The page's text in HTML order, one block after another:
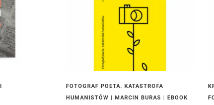
FOTOGRAF POETA. KATASTROFA
HUMANISTÓW | MARCIN BURAS | EBOOK